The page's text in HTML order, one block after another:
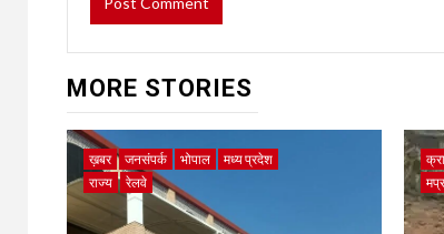
MORE STORIES
ख़बर जनसंपर्क भोपाल
मध्य प्रदेश
राज्य
रेलवे